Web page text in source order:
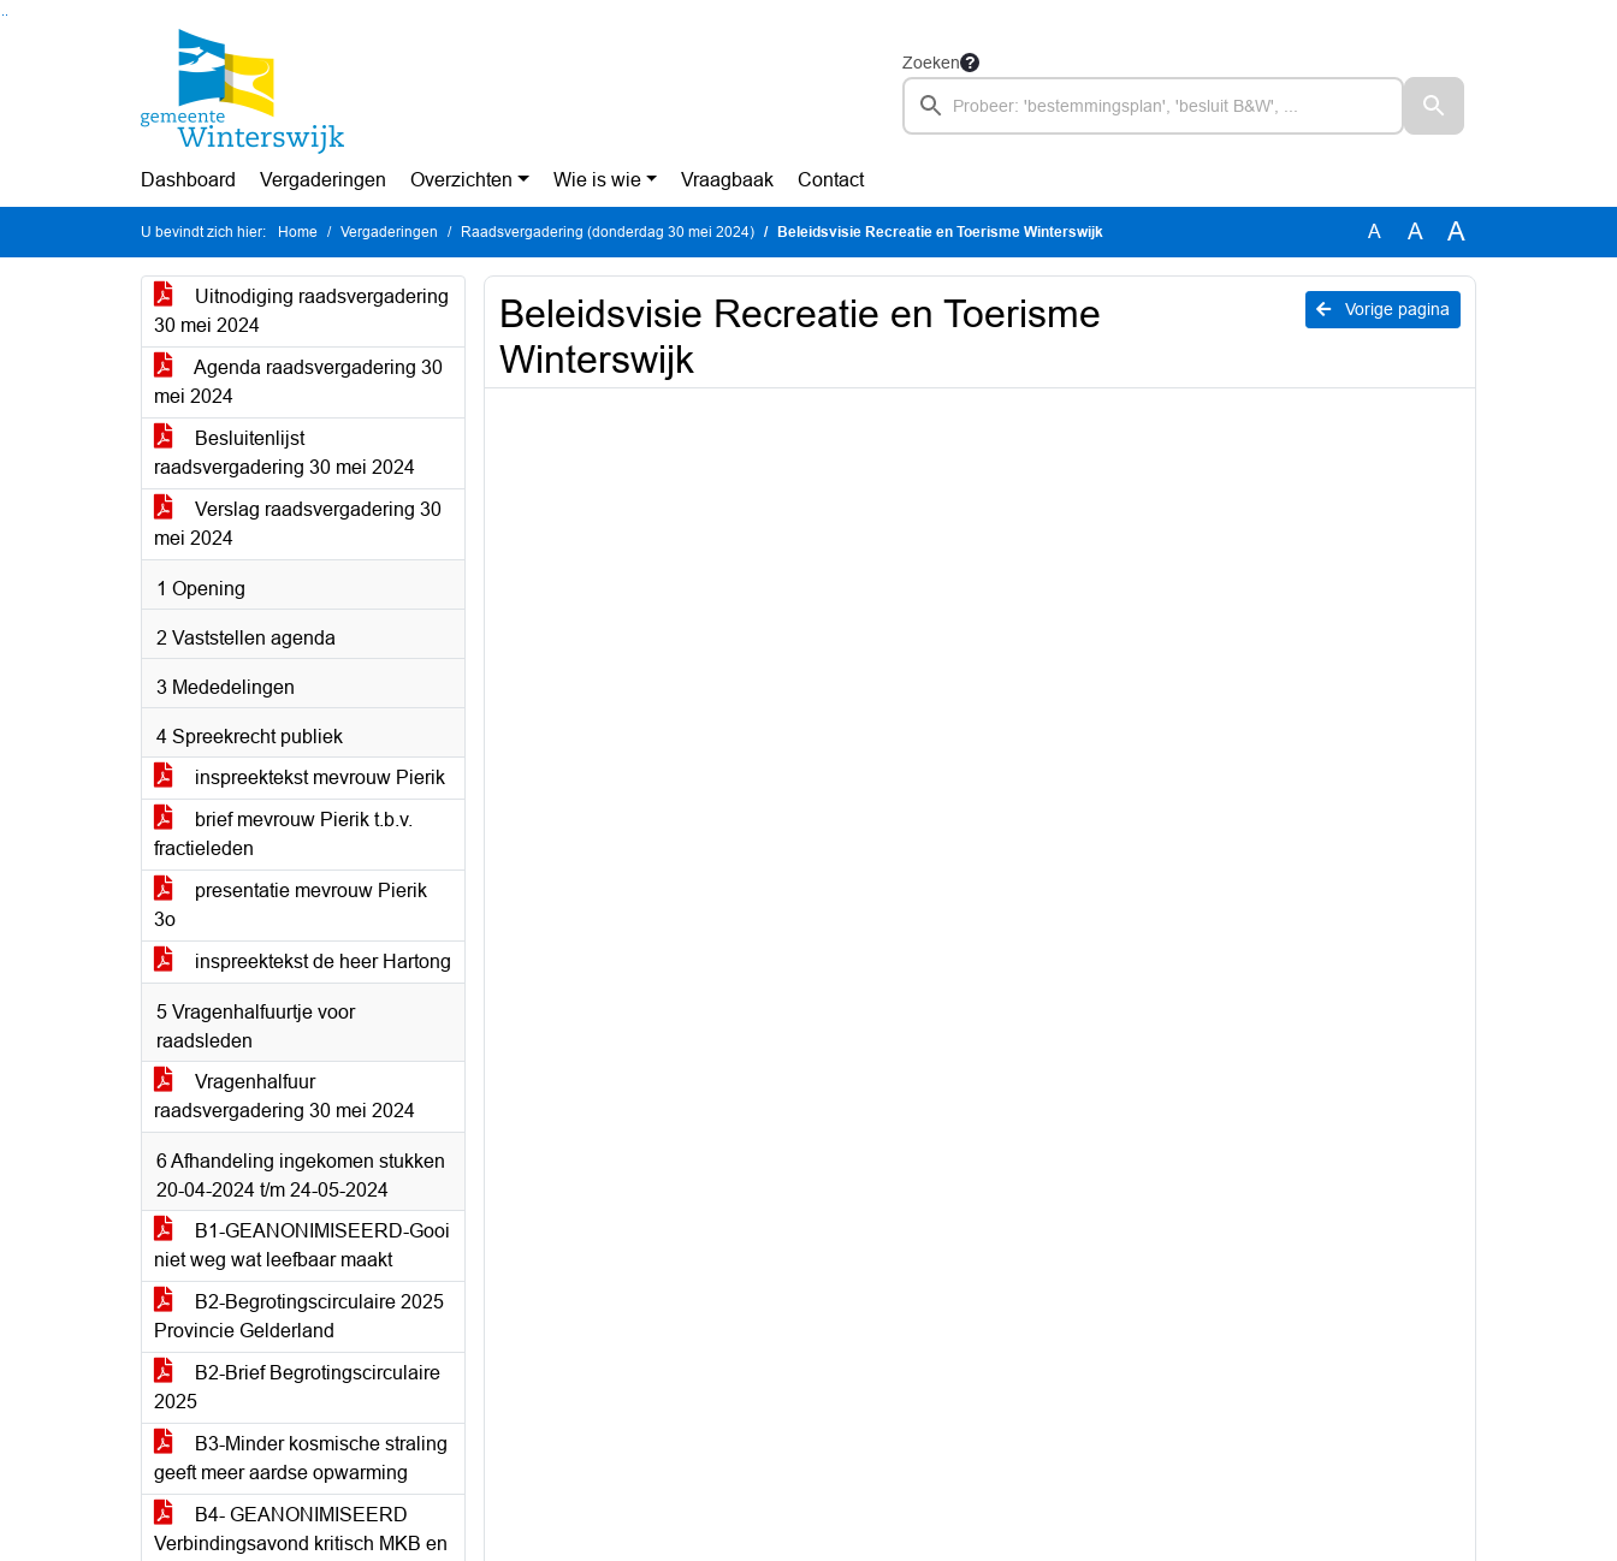
Ga naar de inhoud van deze pagina
Zoeken
Dashboard Vergaderingen Overzichten Wie is wie Vraagbaak Contact
U bevindt zich hier: Home Vergaderingen Raadsvergadering (donderdag 30 mei 2024) Beleidsvisie Recreatie en Toerisme Winterswijk A A A
Uitnodiging raadsvergadering
30 mei 2024
Agenda raadsvergadering 30
mei 2024
Besluitenlijst
raadsvergadering 30 mei 2024
Verslag raadsvergadering 30
mei 2024
1 Opening
2 Vaststellen agenda
3 Mededelingen
4 Spreekrecht publiek
inspreektekst mevrouw Pierik
brief mevrouw Pierik t.b.v.
fractieleden
presentatie mevrouw Pierik
3o
inspreektekst de heer Hartong
5 Vragenhalfuurtje voor
raadsleden
Vragenhalfuur
raadsvergadering 30 mei 2024
6 Afhandeling ingekomen stukken
20-04-2024 t/m 24-05-2024
B1-GEANONIMISEERD-Gooi
niet weg wat leefbaar maakt
B2-Begrotingscirculaire 2025
Provincie Gelderland
B2-Brief Begrotingscirculaire
2025
B3-Minder kosmische straling
geeft meer aardse opwarming
B4- GEANONIMISEERD
Verbindingsavond kritisch MKB en
Vorige pagina
Beleidsvisie Recreatie en Toerisme
Winterswijk